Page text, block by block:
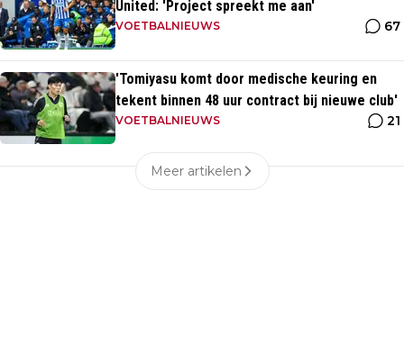
United: 'Project spreekt me aan'
VOETBALNIEUWS 67
'Tomiyasu komt door medische keuring en
tekent binnen 48 uur contract bij nieuwe club'
VOETBALNIEUWS 21
Meer artikelen